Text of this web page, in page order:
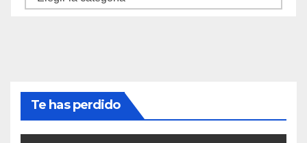
Te has perdido